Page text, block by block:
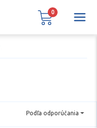
Podľa odporúčania
0